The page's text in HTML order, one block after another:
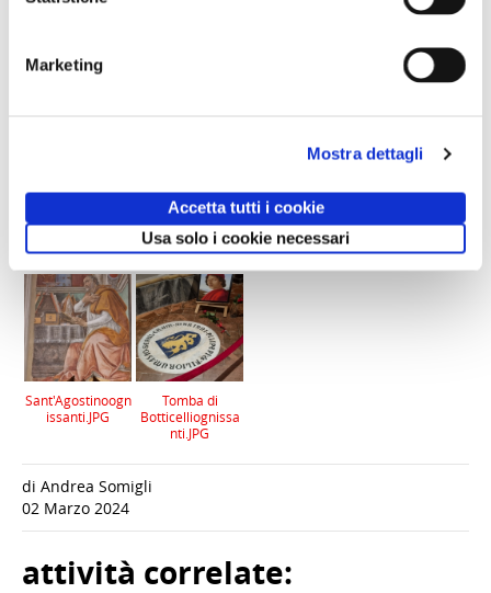
Marketing
Mostra dettagli
Accetta tutti i cookie
Usa solo i cookie necessari
affidato a metà del 1300 a Taddeo Gaddi principale
Maggioreognissa
Crocifisso di
Giottoognissanti.J
PG
Madonna con
Bambinoognissa
nti.JPG
Girolamoognissa
Sant'Agostinoogn
issanti.JPG
Tomba di
Botticelliognissa
nti.JPG
di Andrea Somigli
02 Marzo 2024
attività correlate: